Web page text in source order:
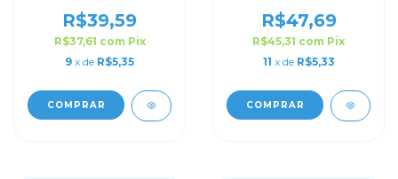
R$39,59
R$37,61 com Pix
9 x de R$5,35
COMPRAR
R$47,69
R$45,31 com Pix
11 x de R$5,33
COMPRAR